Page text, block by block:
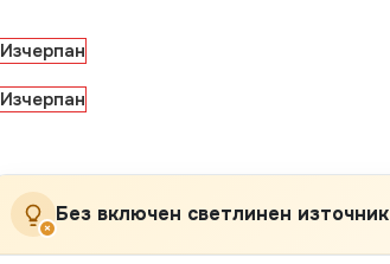
Изчерпан
Изчерпан
×
Без включен светлинен източник